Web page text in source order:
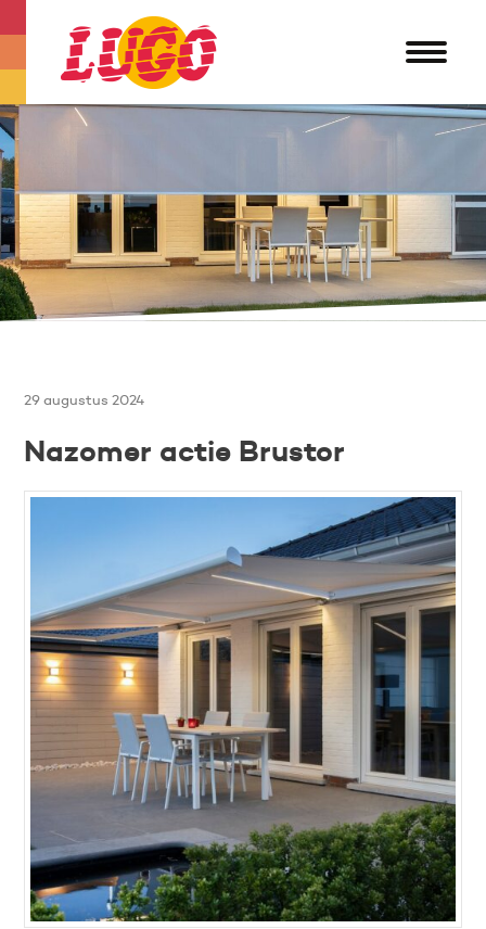
29 augustus 2024
Nazomer actie Brustor